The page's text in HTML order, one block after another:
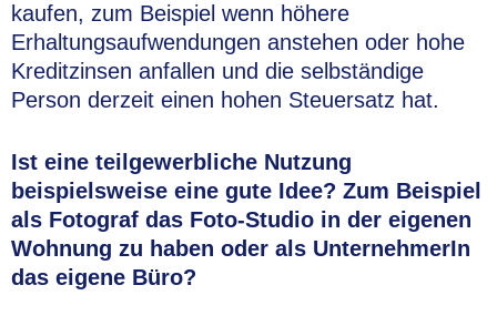
kaufen, zum Beispiel wenn höhere
Erhaltungsaufwendungen anstehen oder hohe
Kreditzinsen anfallen und die selbständige
Person derzeit einen hohen Steuersatz hat.
Ist eine teilgewerbliche Nutzung
beispielsweise eine gute Idee? Zum Beispiel
als Fotograf das Foto-Studio in der eigenen
Wohnung zu haben oder als UnternehmerIn
das eigene Büro?